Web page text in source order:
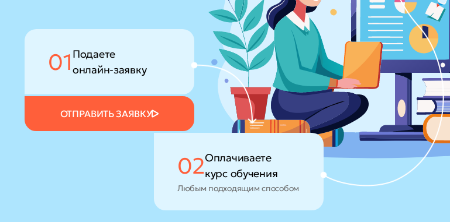
01 Подаете
онлайн-заявку
ОТПРАВИТЬ ЗАЯВКУ
02Оплачиваете
курс обучения
Любым подходящим способом